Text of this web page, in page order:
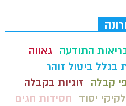
התודעה גאווה
בגלל ביטול זוהר
קבלה
זוגיות בקבלה
יסוד
חסידות חגים